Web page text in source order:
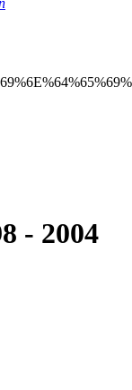
- 2004